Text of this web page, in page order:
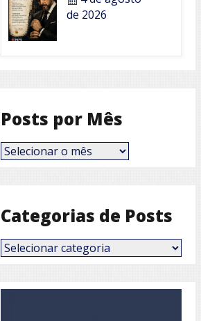
de 2026
Posts por Mês
Posts
por
Categorias de Posts
Categorias
de